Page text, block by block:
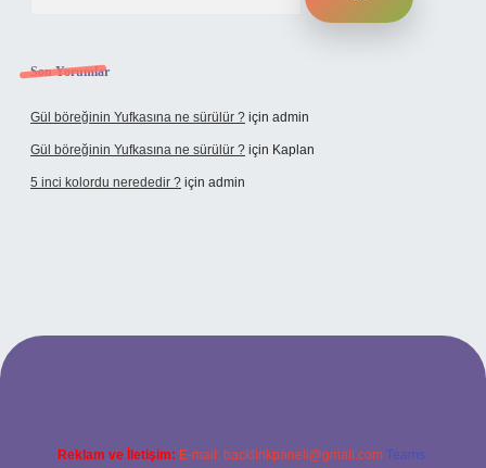
Son Yorumlar
Gül böreğinin Yufkasına ne sürülür ? için admin
Gül böreğinin Yufkasına ne sürülür ? için Kaplan
5 inci kolordu nerededir ? için admin
Reklam ve İletişim: E-mail: backlinkpaneli@gmail.com Teams: